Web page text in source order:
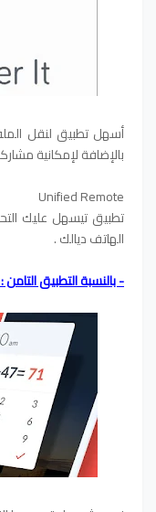
أسهل تطبيق لنقل
بالإضافة لإمكانية
Unified Remote
تطبيق تيسهل عليك
الهاتف ديالك .
- بالنسبة التطبيق